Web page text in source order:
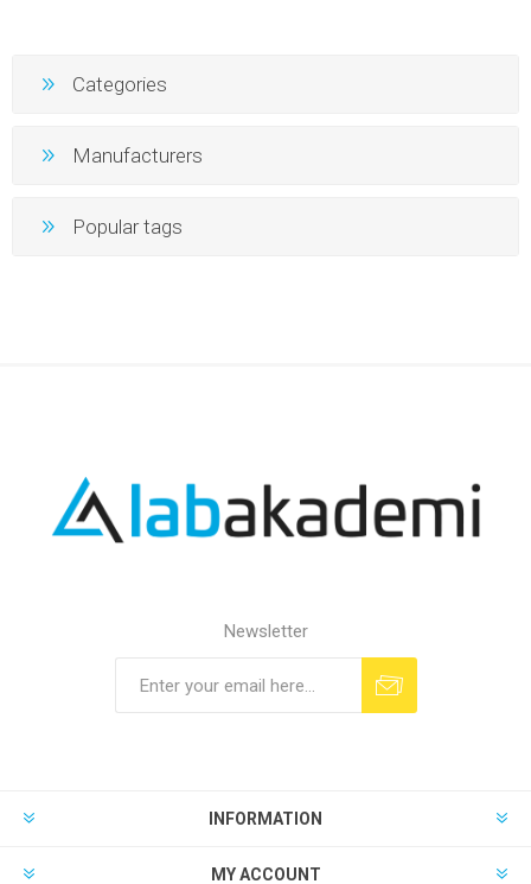
Categories
Manufacturers
Popular tags
Newsletter
INFORMATION
MY ACCOUNT